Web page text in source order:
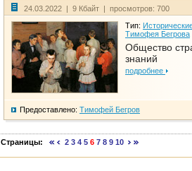
24.03.2022 | 9 Кбайт | просмотров: 700
Тип:
Тимофея Бегрова
Общество
знаний
подробнее
Предоставлено: Тимофей Бегров
Страницы: 2 3 4 5 6 7 8 9 10